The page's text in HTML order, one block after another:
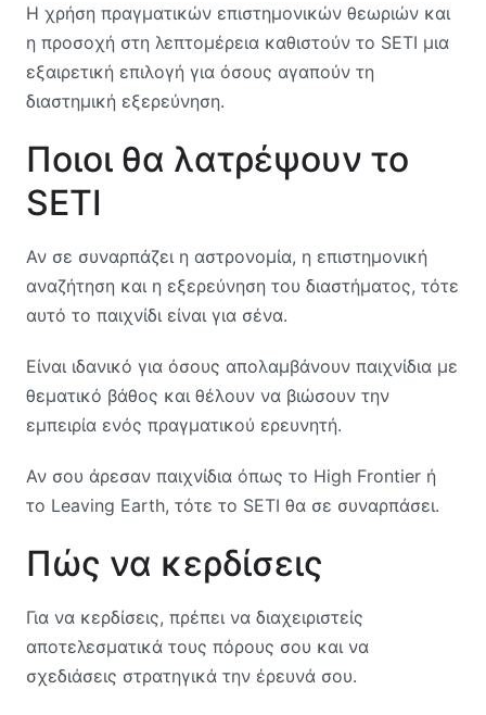
Η χρήση πραγματικών επιστημονικών θεωριών και
η προσοχή στη λεπτομέρεια καθιστούν το SETI μια
εξαιρετική επιλογή για όσους αγαπούν τη
διαστημική εξερεύνηση.
Ποιοι θα λατρέψουν το
SETI
Αν σε συναρπάζει η αστρονομία, η επιστημονική
αναζήτηση και η εξερεύνηση του διαστήματος, τότε
αυτό το παιχνίδι είναι για σένα.
Είναι ιδανικό για όσους απολαμβάνουν παιχνίδια με
θεματικό βάθος και θέλουν να βιώσουν την
εμπειρία ενός πραγματικού ερευνητή.
Αν σου άρεσαν παιχνίδια όπως το High Frontier ή
το Leaving Earth, τότε το SETI θα σε συναρπάσει.
Πώς να κερδίσεις
Για να κερδίσεις, πρέπει να διαχειριστείς
αποτελεσματικά τους πόρους σου και να
σχεδιάσεις στρατηγικά την έρευνά σου.